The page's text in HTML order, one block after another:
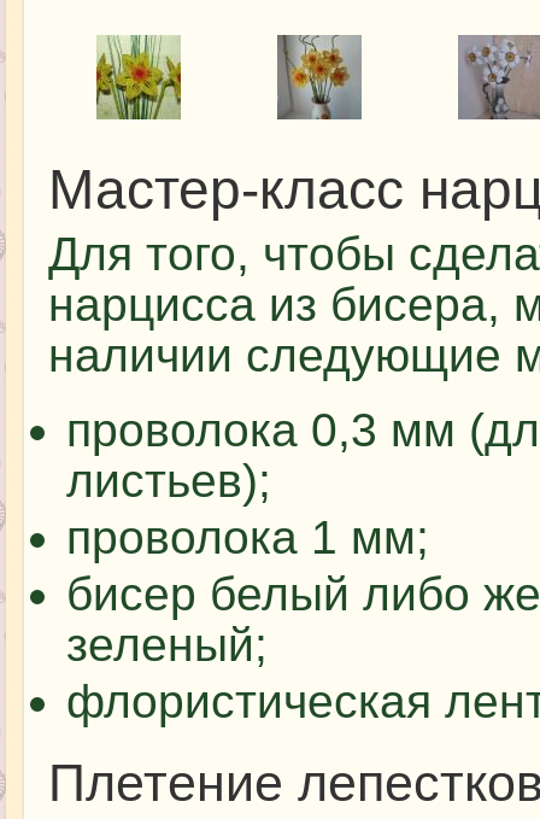
Мастер-класс
Для того, чтобы
нарцисса из бисера,
наличии следующие
проволока 0,3 мм
листьев);
проволока 1 мм;
бисер белый либо
зеленый;
флористическая
Плетение